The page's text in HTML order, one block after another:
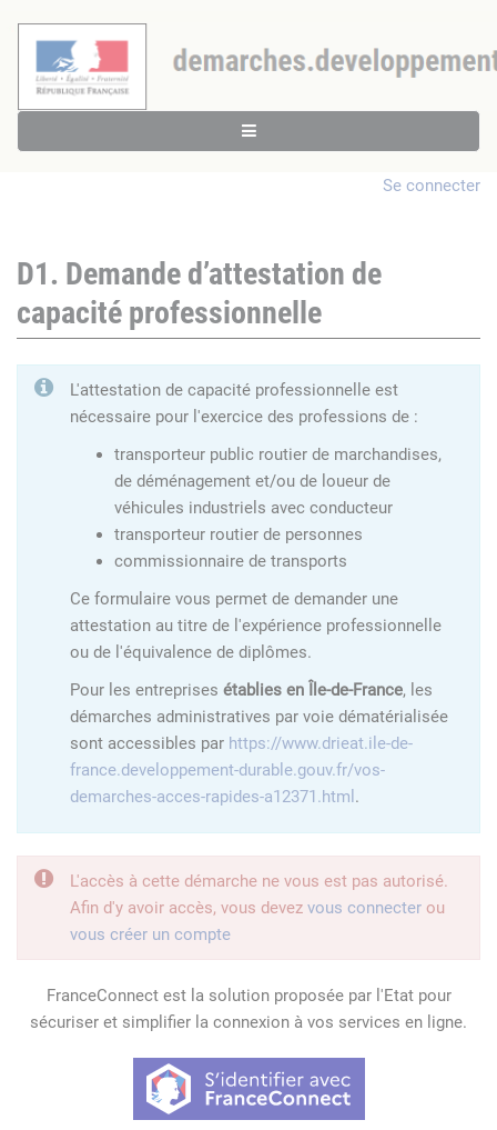
Se connecter
D1. Demande d’attestation de
capacité professionnelle
L'attestation de capacité professionnelle est
nécessaire pour l'exercice des professions de :
transporteur public routier de marchandises,
de déménagement et/ou de loueur de
véhicules industriels avec conducteur
transporteur routier de personnes
commissionnaire de transports
Ce formulaire vous permet de demander une
attestation au titre de l'expérience professionnelle
ou de l'équivalence de diplômes.
Pour les entreprises établies en Île-de-France, les
démarches administratives par voie dématérialisée
sont accessibles par https://www.drieat.ile-de-
france.developpement-durable.gouv.fr/vos-
demarches-acces-rapides-a12371.html .
L'accès à cette démarche ne vous est pas autorisé.
Afin d'y avoir accès, vous devez vous connecter ou
vous créer un compte
FranceConnect est la solution proposée par l'Etat pour
sécuriser et simplifier la connexion à vos services en ligne.